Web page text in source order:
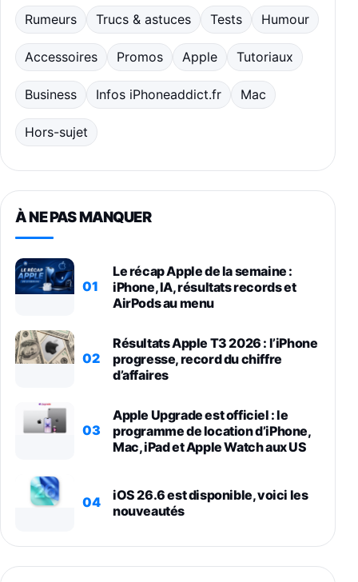
Rumeurs Trucs & astuces Tests Humour
Accessoires Promos Apple Tutoriaux
Business Infos iPhoneaddict.fr Mac
Hors-sujet
À NE PAS MANQUER
01
Le récap Apple de la semaine :
iPhone, IA, résultats records et
AirPods au menu
02
Résultats Apple T3 2026 : l’iPhone
progresse, record du chiffre
d’affaires
03
Apple Upgrade est officiel : le
programme de location d’iPhone,
Mac, iPad et Apple Watch aux US
04
iOS 26.6 est disponible, voici les
nouveautés